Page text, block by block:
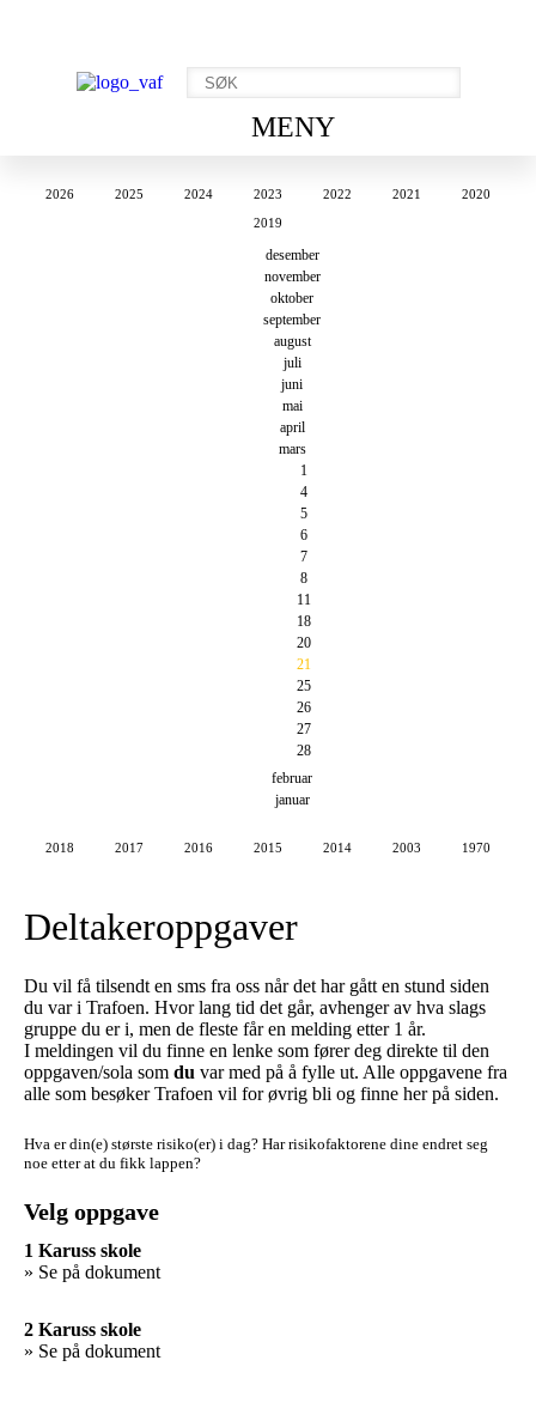
MENY
2026 2025 2024 2023 2022 2021
2020
2019
desember
november
oktober
september
august
juli
juni
mai
april
mars
1
4
5
6
7
8
11
18
20
21
25
26
27
28
februar
januar
2018 2017 2016 2015 2014 2003 1970
Deltakeroppgaver
Du vil få tilsendt en sms fra oss når det har gått en stund siden
du var i Trafoen. Hvor lang tid det går, avhenger av hva slags
gruppe du er i, men de fleste får en melding etter 1 år.
I meldingen vil du finne en lenke som fører deg direkte til den
oppgaven/sola som du var med på å fylle ut. Alle oppgavene fra
alle som besøker Trafoen vil for øvrig bli og finne her på siden.
Hva er din(e) største risiko(er) i dag? Har risikofaktorene dine endret seg
noe etter at du fikk lappen?
Velg oppgave
1 Karuss skole
» Se på dokument
2 Karuss skole
» Se på dokument